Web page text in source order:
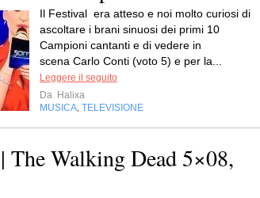
Il Festival era atteso e noi molto curiosi di
ascoltare i brani sinuosi dei primi 10
Campioni cantanti e di vedere in
scena Carlo Conti (voto 5) e per la...
Leggere il seguito
Da Halixa
MUSICA TELEVISIONE
The Walking Dead 5×08,